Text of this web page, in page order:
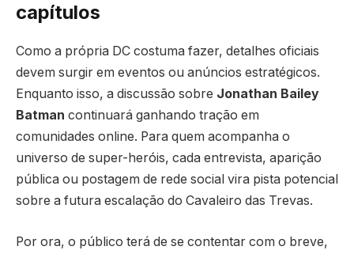
capítulos
Como a própria DC costuma fazer, detalhes oficiais
devem surgir em eventos ou anúncios estratégicos.
Enquanto isso, a discussão sobre Jonathan Bailey
Batman continuará ganhando tração em
comunidades online. Para quem acompanha o
universo de super-heróis, cada entrevista, aparição
pública ou postagem de rede social vira pista potencial
sobre a futura escalação do Cavaleiro das Trevas.
Por ora, o público terá de se contentar com o breve,